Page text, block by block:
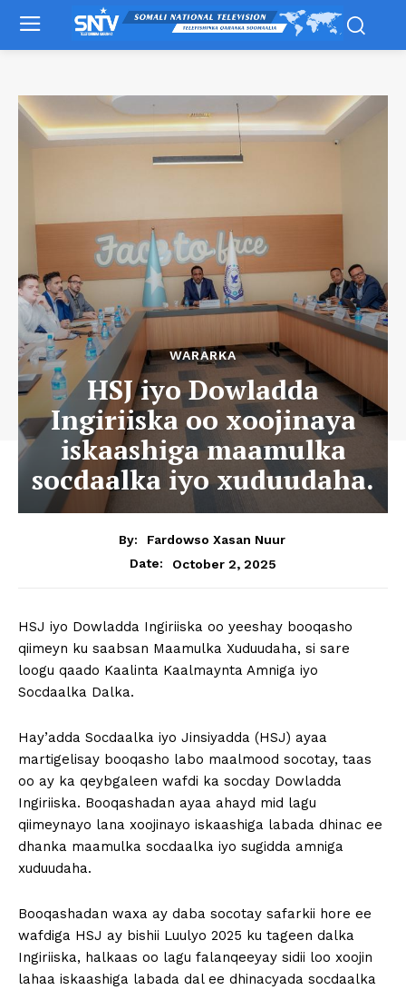
WARARKA
HSJ iyo Dowladda
Ingiriiska oo xoojinaya
iskaashiga maamulka
socdaalka iyo xuduudaha.
By:
Fardowso Xasan Nuur
Date:
October 2, 2025
HSJ iyo Dowladda Ingiriiska oo yeeshay booqasho
qiimeyn ku saabsan Maamulka Xuduudaha, si sare
loogu qaado Kaalinta Kaalmaynta Amniga iyo
Socdaalka Dalka.
Hay’adda Socdaalka iyo Jinsiyadda (HSJ) ayaa
martigelisay booqasho labo maalmood socotay, taas
oo ay ka qeybgaleen wafdi ka socday Dowladda
Ingiriiska. Booqashadan ayaa ahayd mid lagu
qiimeynayo lana xoojinayo iskaashiga labada dhinac ee
dhanka maamulka socdaalka iyo sugidda amniga
xuduudaha.
Booqashadan waxa ay daba socotay safarkii hore ee
wafdiga HSJ ay bishii Luulyo 2025 ku tageen dalka
Ingiriiska, halkaas oo lagu falanqeeyay sidii loo xoojin
lahaa iskaashiga labada dal ee dhinacyada socdaalka